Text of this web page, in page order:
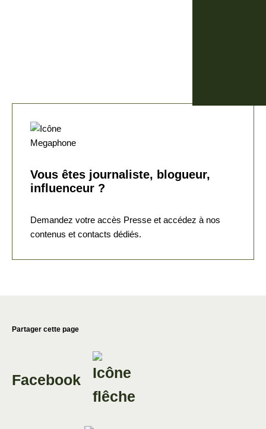
Vous êtes journaliste, blogueur,
influenceur ?
Demandez votre accès Presse et accédez à nos
contenus et contacts dédiés.
Partager cette page
Facebook